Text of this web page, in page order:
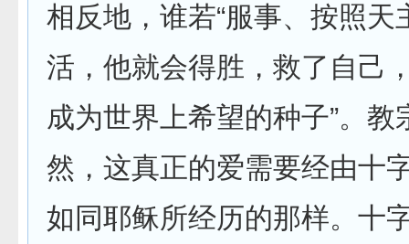
相反地，谁若“服事、按照天
活，他就会得胜，救了自己
成为世界上希望的种子”。教
然，这真正的爱需要经由十
如同耶稣所经历的那样。十